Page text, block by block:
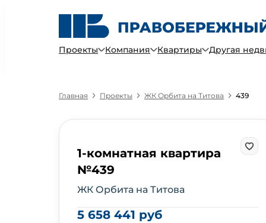
Проекты Компания Квартиры Другая
Главная Проекты ЖК Орбита на Титова 439
1-комнатная квартира
№439
ЖК Орбита на Титова
5 658 441 руб